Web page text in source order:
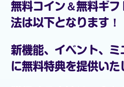
無料コイン ＆無料ギ
法は以下となります！
新機能、イベント、
に無料特典を提供いた